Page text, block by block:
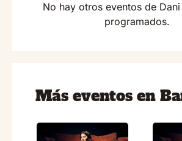
No hay otros eventos de Dani
programados.
Más eventos en